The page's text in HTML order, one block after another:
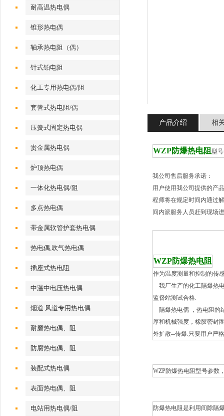
耐高温热电偶
锥形热电偶
轴承热电阻（偶）
针式铂电阻
化工专用热电偶/阻
套管式热电阻/偶
压簧式固定热电偶
贵金属热电偶
炉顶热电偶
一体化热电偶/阻
多点热电偶
带金属软管护套热电偶
热电偶,吹气热电偶
插座式热电阻
中温中电压热电偶
烟道 风道专用热电偶
耐磨热电偶、阻
防腐热电偶、阻
装配式热电偶
表面热电偶、阻
电站用热电偶/阻
产品介绍 相
WZP防爆热电阻 型
我公司售后服务承诺：
用户使用我公司提供的产
程师将在规定时间内通过
间内派服务人员赶到现场
WZP防爆热电阻
作为温度测量和控制的传
我厂生产的化工隔爆热
监督站测试合格.
隔爆热电偶 ，热电阻的
厚和机械强度，橡胶密封
外扩散--传爆.只要用户严
WZP防爆热电阻型号参数
防爆热电阻是利用间隙隔